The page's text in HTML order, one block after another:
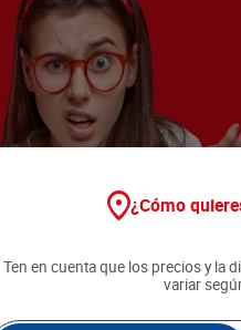
¿Cómo
Ten en cuenta que los precios y la
variar